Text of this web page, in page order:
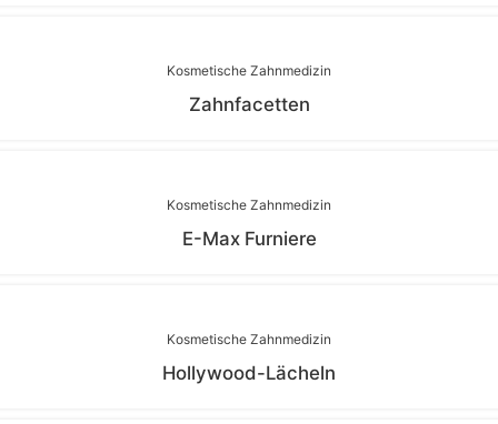
Kosmetische Zahnmedizin
Zahnfacetten
Kosmetische Zahnmedizin
E-Max Furniere
Kosmetische Zahnmedizin
Hollywood-Lächeln